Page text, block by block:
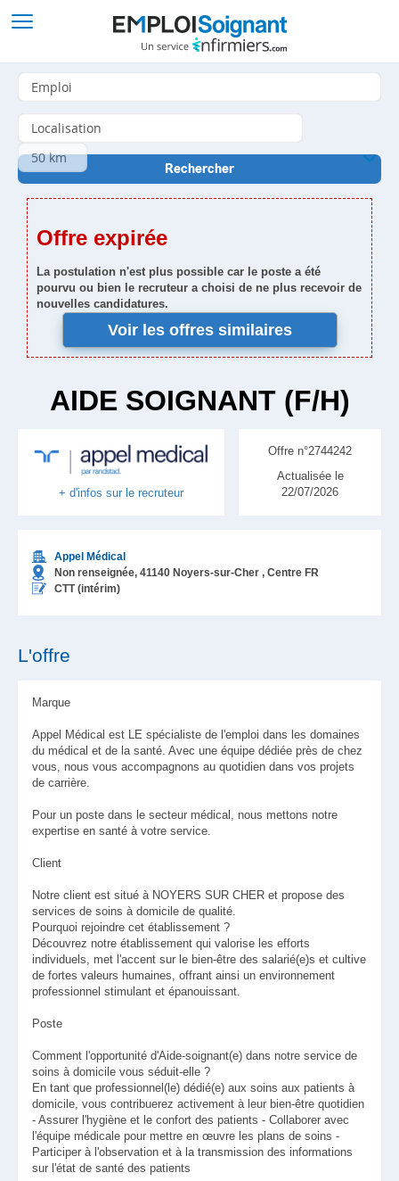
Offre expirée
La postulation n'est plus possible car le poste a été
pourvu ou bien le recruteur a choisi de ne plus recevoir de
nouvelles candidatures.
Voir les offres similaires
AIDE SOIGNANT (F/H)
+ d'infos sur le recruteur
Appel Médical
Non renseignée, 41140 Noyers-sur-Cher , Centre FR
CTT (intérim)
Offre n°2744242
Actualisée le
22/07/2026
L'offre
Marque
Appel Médical est LE spécialiste de l'emploi dans les domaines
du médical et de la santé. Avec une équipe dédiée près de chez
vous, nous vous accompagnons au quotidien dans vos projets
de carrière.
Pour un poste dans le secteur médical, nous mettons notre
expertise en santé à votre service.
Client
Notre client est situé à NOYERS SUR CHER et propose des
services de soins à domicile de qualité.
Pourquoi rejoindre cet établissement ?
Découvrez notre établissement qui valorise les efforts
individuels, met l'accent sur le bien-être des salarié(e)s et cultive
de fortes valeurs humaines, offrant ainsi un environnement
professionnel stimulant et épanouissant.
Poste
Comment l'opportunité d'Aide-soignant(e) dans notre service de
soins à domicile vous séduit-elle ?
En tant que professionnel(le) dédié(e) aux soins aux patients à
domicile, vous contribuerez activement à leur bien-être quotidien
- Assurer l'hygiène et le confort des patients - Collaborer avec
l'équipe médicale pour mettre en œuvre les plans de soins -
Participer à l'observation et à la transmission des informations
sur l'état de santé des patients